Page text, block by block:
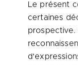
Le présent
certaines
prospective.